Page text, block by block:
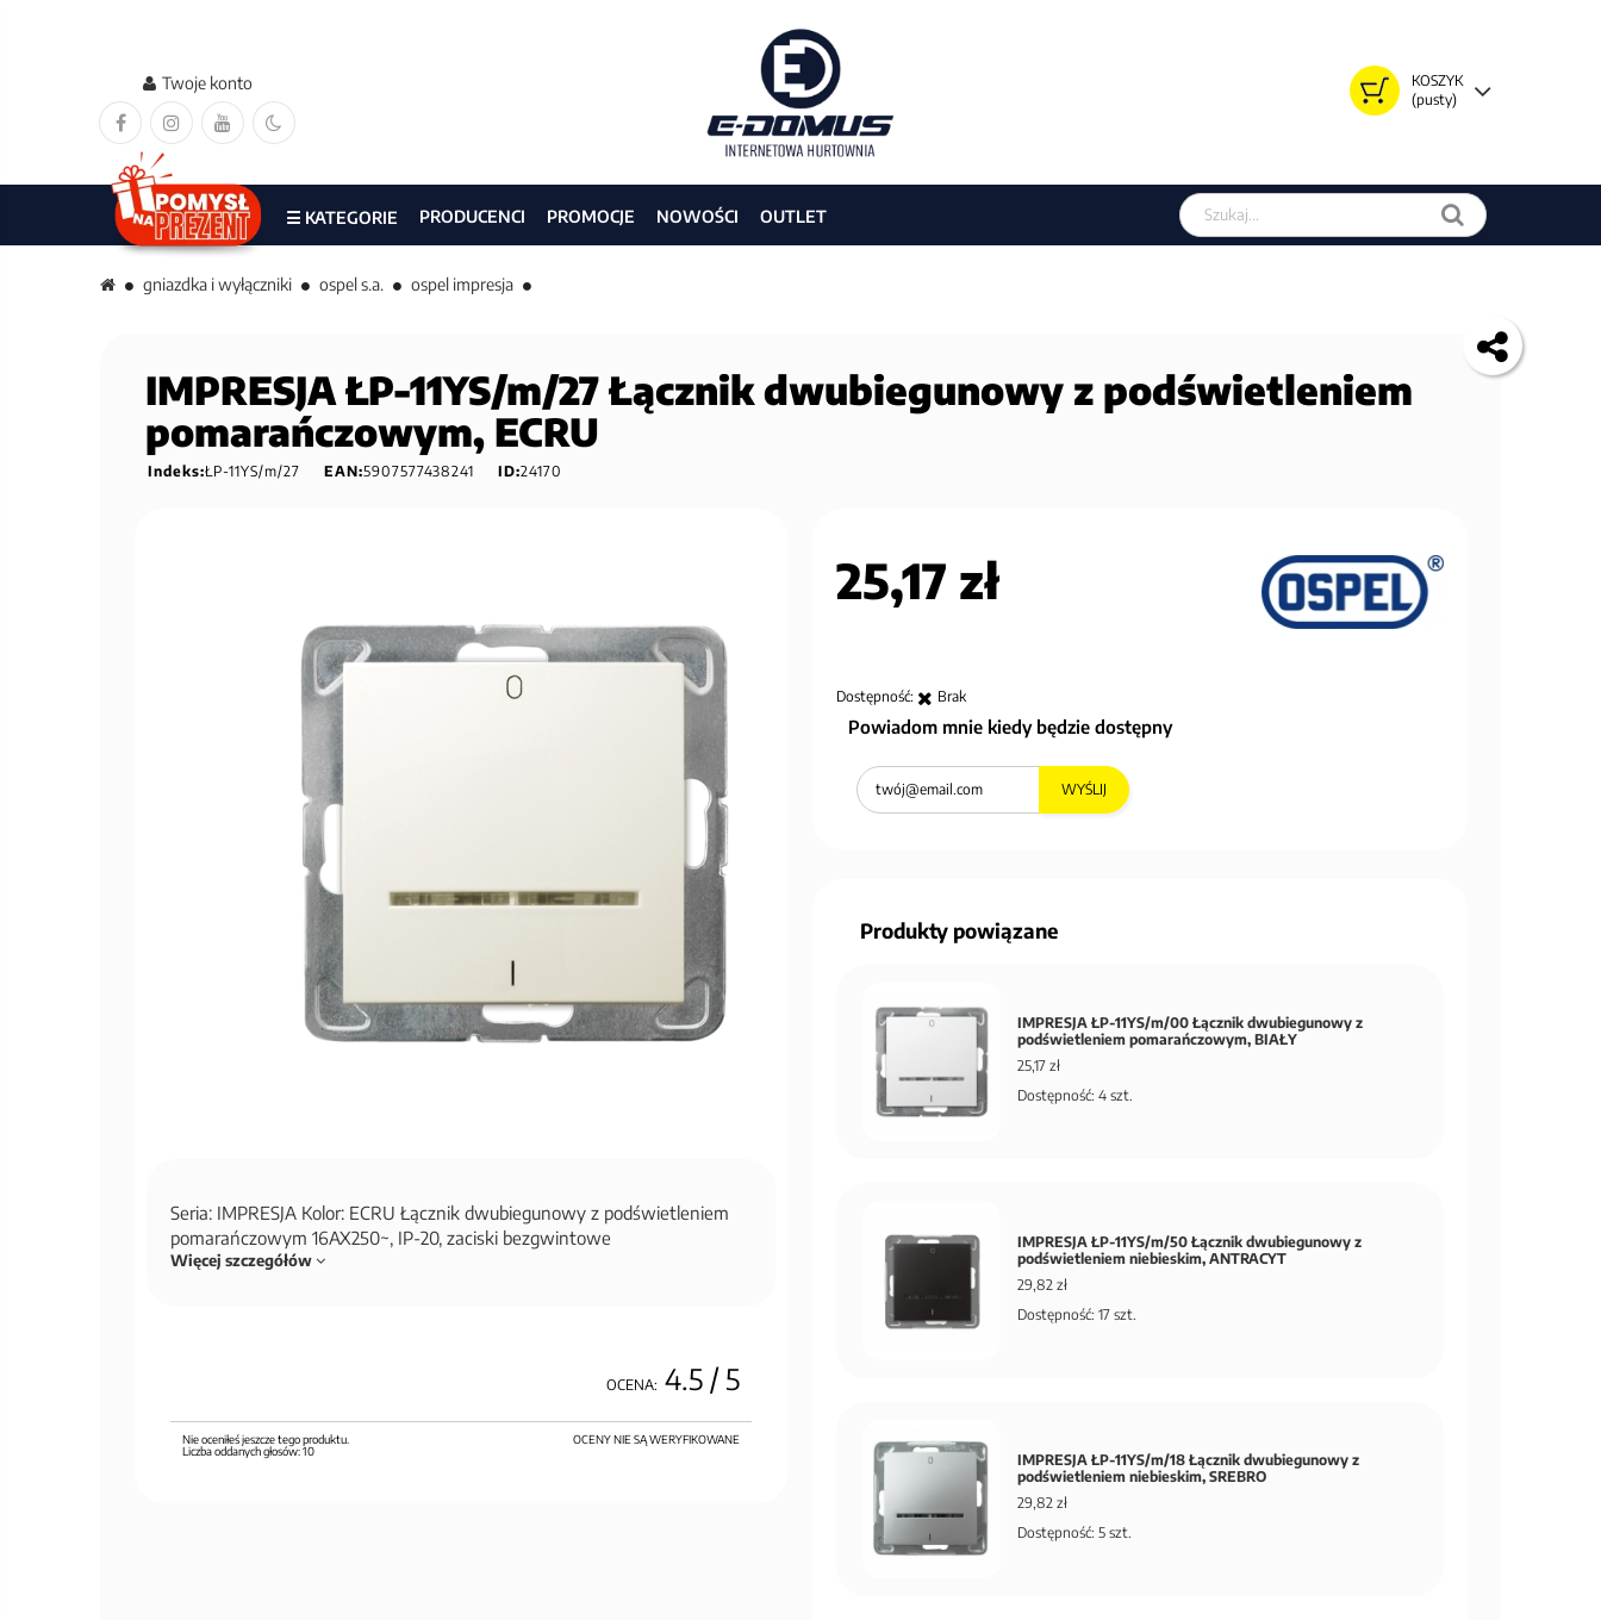
KOSZYK
(pusty)
Twoje konto
Szukaj w sklepie
☰ KATEGORIE PRODUCENCI PROMOCJE NOWOŚCI OUTLET
gniazdka i wyłączniki ospel s.a. ospel impresja
IMPRESJA ŁP-11YS/m/27 Łącznik dwubiegunowy z podświetleniem
pomarańczowym, ECRU
Indeks:ŁP-11YS/m/27 EAN:5907577438241 ID:24170
Seria: IMPRESJA Kolor: ECRU Łącznik dwubiegunowy z podświetleniem
pomarańczowym 16AX250~, IP-20, zaciski bezgwintowe
Więcej szczegółów
OCENA: 4.5/ 5
OCENY NIE SĄ WERYFIKOWANE
Nie oceniłeś jeszcze tego produktu.
Liczba oddanych głosów:10
25,17 zł
Dostępność: Brak
Powiadom mnie kiedy będzie dostępny
WYŚLIJ
Produkty powiązane
IMPRESJA ŁP-11YS/m/00 Łącznik dwubiegunowy z
podświetleniem pomarańczowym, BIAŁY
25,17 zł
Dostępność: 4 szt.
IMPRESJA ŁP-11YS/m/50 Łącznik dwubiegunowy z
podświetleniem niebieskim, ANTRACYT
29,82 zł
Dostępność: 17 szt.
IMPRESJA ŁP-11YS/m/18 Łącznik dwubiegunowy z
podświetleniem niebieskim, SREBRO
29,82 zł
Dostępność: 5 szt.